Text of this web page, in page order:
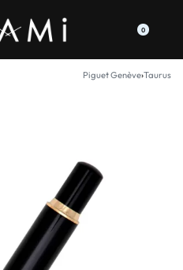
0
Piguet Genève›Taurus